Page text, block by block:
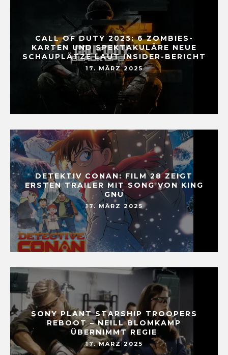
CALL OF DUTY 2025: 6 ZOMBIES-
KARTEN UND SPEKTAKULÄRE NEUE
SCHAUPLÄTZE LAUT INSIDER-BERICHT
17. MÄRZ 2025
DETEKTIV CONAN: FILM 28 ZEIGT
ERSTEN TRAILER MIT SONG VON KING
GNU
17. MÄRZ 2025
SONY PLANT STARSHIP TROOPERS
REBOOT – NEILL BLOMKAMP
ÜBERNIMMT REGIE
17. MÄRZ 2025